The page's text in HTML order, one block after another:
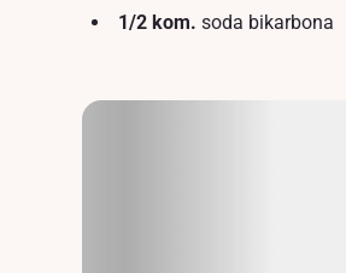
1/2 kom. soda bikarbona